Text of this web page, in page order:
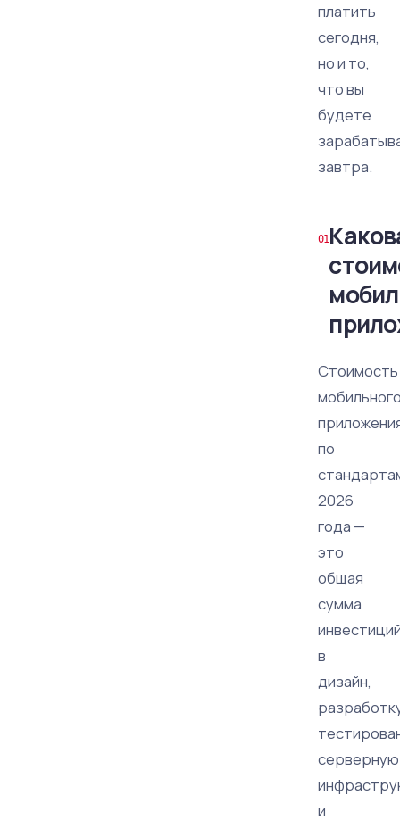
платить
сегодня,
но и то,
что вы
будете
завтра.
Стоимость
по
2026
года —
это
общая
сумма
в
дизайн,
серверную
и